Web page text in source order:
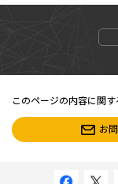
このページの内容に関
お